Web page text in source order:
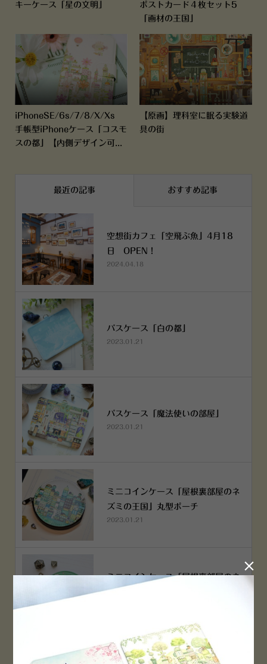
キーケース「星の文明」
ポストカード４枚セット5
「画材の王国」
iPhoneSE/6s/7/8/X/Xs
手帳型iPhoneケース「コスモ
スの都」【内側デザイン可...
【原画】理科室に眠る実験道
具の街
最近の記事 おすすめ記事
空想街カフェ「空飛ぶ魚」4月18
日 OPEN！
2024.04.18
パスケース「白の都」
2023.01.21
パスケース「魔法使いの部屋」
2023.01.21
ミニコインケース「屋根裏部屋のネ
ズミの王国」丸型ポーチ
2023.01.21
ミニコインケース「屋根裏部屋のネ
ズミの王国」丸型ポーチ
横浜赤レンガ倉庫店 12月6日 O
